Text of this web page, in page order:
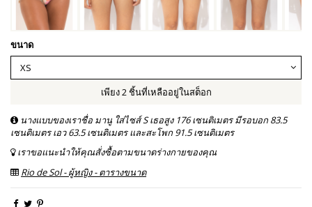
ขนาด
เพียง 2 ชิ้นที่เหลืออยู่ในสต็อก
นางแบบของเราชื่อ มานู ใส่ไซส์ S เธอสูง 176 เซนติเมตร มีรอบอก 83.5
เซนติเมตร เอว 63.5 เซนติเมตร และสะโพก 91.5 เซนติเมตร
เราขอแนะนำให้คุณสั่งซื้อตามขนาดร่างกายของคุณ
Rio de Sol - ผู้หญิง - ตารางขนาด